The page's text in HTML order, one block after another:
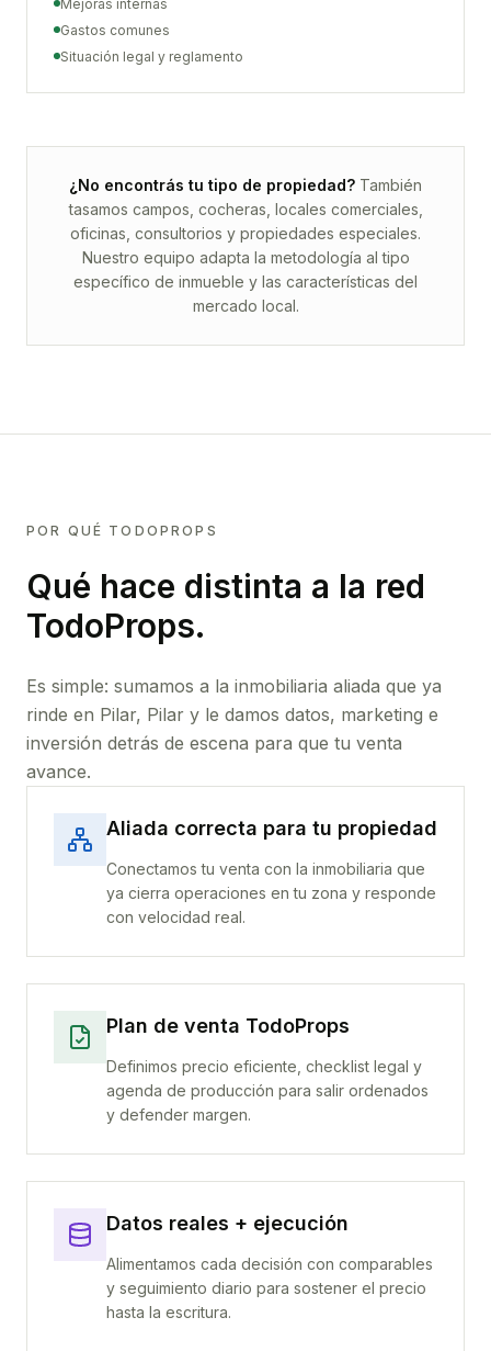
Mejoras internas
Gastos comunes
Situación legal y reglamento
¿No encontrás tu tipo de propiedad? También
tasamos campos, cocheras, locales comerciales,
oficinas, consultorios y propiedades especiales.
Nuestro equipo adapta la metodología al tipo
específico de inmueble y las características del
mercado local.
POR QUÉ TODOPROPS
Qué hace distinta a la red
TodoProps.
Es simple: sumamos a la inmobiliaria aliada que ya
rinde en Pilar, Pilar y le damos datos, marketing e
inversión detrás de escena para que tu venta
avance.
Aliada correcta para tu propiedad
Conectamos tu venta con la inmobiliaria que
ya cierra operaciones en tu zona y responde
con velocidad real.
Plan de venta TodoProps
Definimos precio eficiente, checklist legal y
agenda de producción para salir ordenados
y defender margen.
Datos reales + ejecución
Alimentamos cada decisión con comparables
y seguimiento diario para sostener el precio
hasta la escritura.